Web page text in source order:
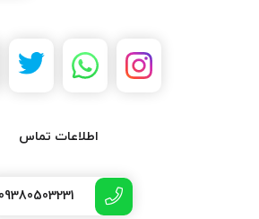
اطلاعات تماس
09380503231